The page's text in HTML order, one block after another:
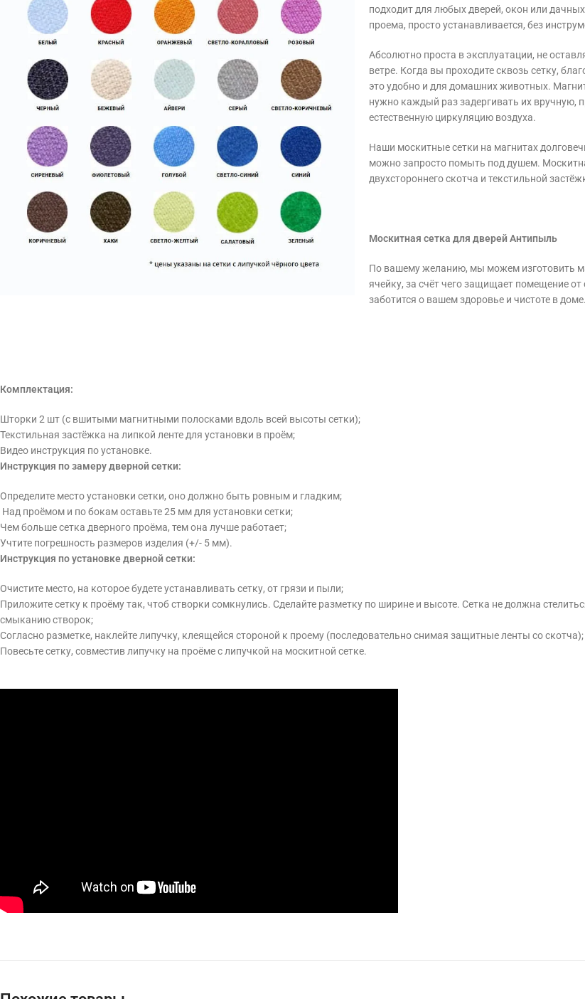
подходит для любых дверей, окон или
проема, просто устанавливается, без
Абсолютно проста в эксплуатации, не
ветре. Когда вы проходите сквозь сетку,
это удобно и для домашних животных.
нужно каждый раз задергивать их вручную,
естественную циркуляцию воздуха.
Наши москитные сетки на магнитах
можно запросто помыть под душем.
двухстороннего скотча и текстильной
Москитная сетка для дверей Антипыль
По вашему желанию, мы можем изготовить
ячейку, за счёт чего защищает помещение
заботится о вашем здоровье и чистоте в доме.
Комплектация:
Шторки 2 шт (с вшитыми магнитными полосками вдоль всей высоты сетки);
Текстильная застёжка на липкой ленте для установки в проём;
Видео инструкция по установке.
Инструкция по замеру дверной сетки:
Определите место установки сетки, оно должно быть ровным и гладким;
Над проёмом и по бокам оставьте 25 мм для установки сетки;
Чем больше сетка дверного проёма, тем она лучше работает;
Учтите погрешность размеров изделия (+/- 5 мм).
Инструкция по установке дверной сетки:
Очистите место, на которое будете устанавливать сетку, от грязи и пыли;
Приложите сетку к проёму так, чтоб створки сомкнулись. Сделайте разметку по ширине и высоте. Сетка не должна
смыканию створок;
Согласно разметке, наклейте липучку, клеящейся стороной к проему (последовательно снимая защитные ленты со скотча);
Повесьте сетку, совместив липучку на проёме с липучкой на москитной сетке.